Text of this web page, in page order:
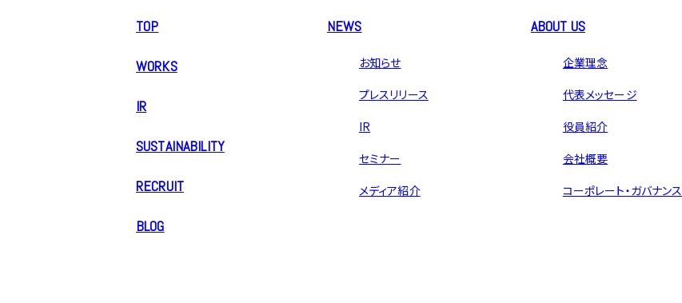
TOP
WORKS
IR
SUSTAINABILITY
RECRUIT
BLOG
NEWS
お知らせ
プレスリリース
IR
セミナー
メディア紹介
ABOUT US
企業理念
代表メッセージ
役員紹介
会社概要
コーポレート・ガバナンス